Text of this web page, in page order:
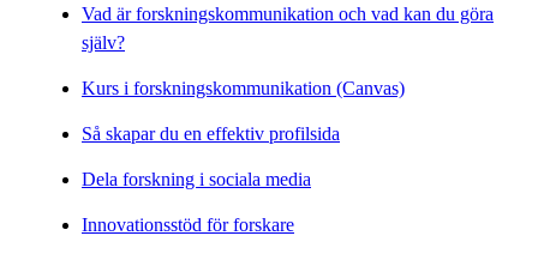
Vad är forskningskommunikation och vad kan du göra
själv?
Kurs i forskningskommunikation (Canvas)
Så skapar du en effektiv profilsida
Dela forskning i sociala media
Innovationsstöd för forskare